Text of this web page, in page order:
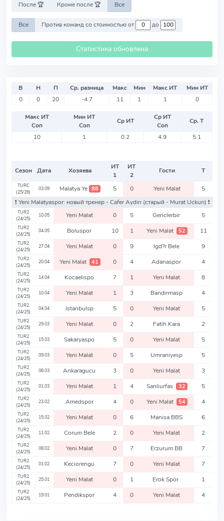
После 🏆 Кроме после 🏆 Все
Все Против команд со стоимостью от до
Статистика обновлена
В Н П Ср. разница Макс Мин Макс ИТ
Мин ИТ
0
0 20 -4.7 11 1 1 0
Макс ИТ
Соп
Мин ИТ
Соп
Ср ИТ
Ср ИТ
Соп
Ср. Т
10
1 0.2 4.9 5.1
Сезон Дата Хозяева
ИТ
1
ИТ
2
Гости Т
TURC
(25/26)
03.09 Malatya Ye 88 5 0 Yeni Malat
5
❗️ Yeni Malatyaspor: новый тренер - Cafer Aydin (старый - Murat Uckun) ❗️
TUR2
(24/25)
10.05 Yeni Malat 0 5 Genclerbir 5
TUR2
(24/25)
04.05 Boluspor 10 1 Yeni Malat 52 11
TUR2
(24/25)
27.04 Yeni Malat 0 9 Igd?r Bele 9
TUR2
(24/25)
20.04 Yeni Malat 41 0 4 Adanaspor 4
TUR2
(24/25)
14.04 Kocaelispo 7 1 Yeni Malat 8
TUR2
(24/25)
10.04 Yeni Malat 1 3 Bandirmasp 4
TUR2
(24/25)
04.04 Istanbulsp 5 0 Yeni Malat 5
TUR2
(24/25)
29.03 Yeni Malat 0 2 Fatih Kara 2
TUR2
(24/25)
15.03 Sakaryaspo 5 0 Yeni Malat 5
TUR2
(24/25)
09.03 Yeni Malat 0 5 Umraniyesp 5
TUR2
(24/25)
06.03 Ankaragucu 3 0 Yeni Malat 3
TUR2
(24/25)
01.03 Yeni Malat 1 4 Sanliurfas 32 5
TUR2
(24/25)
23.02 Amedspor 4 0 Yeni Malat 54 4
TUR2
(24/25)
15.02 Yeni Malat 0 6 Manisa BBS 6
TUR2
(24/25)
11.02 Corum Bele 2 0 Yeni Malat 2
TUR2
(24/25)
08.02 Yeni Malat 0 7 Erzurum BB 7
TUR2
(24/25)
01.02 Keciorengu 7 0 Yeni Malat 7
TUR2
(24/25)
25.01 Yeni Malat 0 1 Erok Spor 1
TUR2
(24/25)
19.01 Pendikspor 4 0 Yeni Malat 4